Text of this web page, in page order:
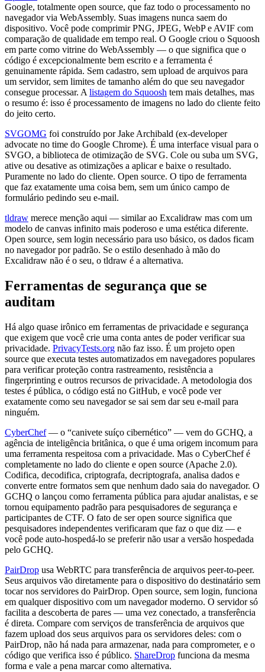
Google, totalmente open source, que faz todo o processamento no
navegador via WebAssembly. Suas imagens nunca saem do
dispositivo. Você pode comprimir PNG, JPEG, WebP e AVIF com
comparação de qualidade em tempo real. O Google criou o Squoosh
em parte como vitrine do WebAssembly — o que significa que o
código é excepcionalmente bem escrito e a ferramenta é
genuinamente rápida. Sem cadastro, sem upload de arquivos para
um servidor, sem limites de tamanho além do que seu navegador
consegue processar. A listagem do Squoosh tem mais detalhes, mas
o resumo é: isso é processamento de imagens no lado do cliente feito
do jeito certo.
SVGOMG foi construído por Jake Archibald (ex-developer
advocate no time do Google Chrome). É uma interface visual para o
SVGO, a biblioteca de otimização de SVG. Cole ou suba um SVG,
ative ou desative as otimizações a aplicar e baixe o resultado.
Puramente no lado do cliente. Open source. O tipo de ferramenta
que faz exatamente uma coisa bem, sem um único campo de
formulário pedindo seu e-mail.
tldraw merece menção aqui — similar ao Excalidraw mas com um
modelo de canvas infinito mais poderoso e uma estética diferente.
Open source, sem login necessário para uso básico, os dados ficam
no navegador por padrão. Se o estilo desenhado à mão do
Excalidraw não é o seu, o tldraw é a alternativa.
Ferramentas de segurança que se
auditam
Há algo quase irônico em ferramentas de privacidade e segurança
que exigem que você crie uma conta antes de poder verificar sua
privacidade. PrivacyTests.org não faz isso. É um projeto open
source que executa testes automatizados em navegadores populares
para verificar proteção contra rastreamento, resistência a
fingerprinting e outros recursos de privacidade. A metodologia dos
testes é pública, o código está no GitHub, e você pode ver
exatamente como seu navegador se sai sem dar seu e-mail para
ninguém.
CyberChef— o “canivete suíço cibernético” — vem do GCHQ, a
agência de inteligência britânica, o que é uma origem incomum para
uma ferramenta respeitosa com a privacidade. Mas o CyberChef é
completamente no lado do cliente e open source (Apache 2.0).
Codifica, decodifica, criptografa, decriptografa, analisa dados e
converte entre formatos sem que nenhum dado saia do navegador. O
GCHQ o lançou como ferramenta pública para ajudar analistas, e se
tornou equipamento padrão para pesquisadores de segurança e
participantes de CTF. O fato de ser open source significa que
pesquisadores independentes verificaram que faz o que diz — e
você pode auto-hospedá-lo se preferir não usar a versão hospedada
pelo GCHQ.
PairDrop usa WebRTC para transferência de arquivos peer-to-peer.
Seus arquivos vão diretamente para o dispositivo do destinatário sem
tocar nos servidores do PairDrop. Open source, sem login, funciona
em qualquer dispositivo com um navegador moderno. O servidor só
facilita a descoberta de pares — uma vez conectado, a transferência
é direta. Compare com serviços de transferência de arquivos que
fazem upload dos seus arquivos para os servidores deles: com o
PairDrop, não há nada para armazenar, nada para comprometer, e o
código que verifica isso é público. ShareDrop funciona da mesma
forma e vale a pena marcar como alternativa.